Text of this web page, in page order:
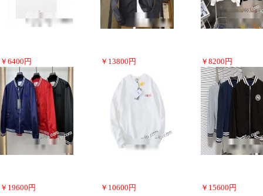
￥ 6400 円 ￥ 13800 円 ￥ 8200 円
￥ 19600 円 ￥ 10600 円 ￥ 15600 円